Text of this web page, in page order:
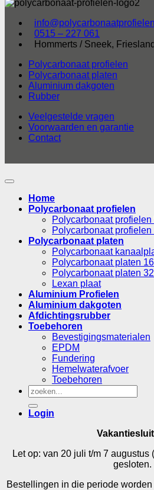
0515 – 227 061
Hommerts / Sneek, Friesland
Polycarbonaat profielen
Polycarbonaat platen
Aluminium dakgoten
Rubber
Veelgestelde vragen
Voorwaarden en garantie
Contact
Home
Polycarbonaat profielen
Polycarbonaat profielen
Polycarbonaat profielen
Polycarbonaat platen
Polycarbonaat
Polycarbonaat platen
Polycarbonaat platen
Lexan plaat
Aluminium Profielen
Aluminium dakgoten
Afdichtingsrubber
Toebehoren
Bevestigingsmaterialen
EPDM
Fundering
Hemelwaterafvoer
Toebehoren
Zoeken
naar:
Login
Let op: van 20 juli t/m 7 augustus
gesloten.
Bestellingen in die periode